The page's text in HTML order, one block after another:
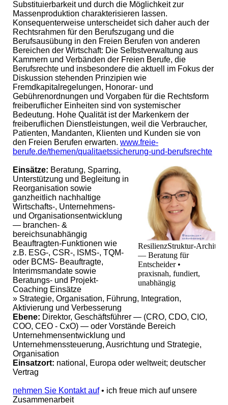
Substituierbarkeit und durch die Möglichkeit zur
Massenproduktion charakterisieren lassen.
Konsequenterweise unterscheidet sich daher auch der
Rechtsrahmen für den Berufszugang und die
Berufsausübung in den Freien Berufen von anderen
Bereichen der Wirtschaft: Die Selbstverwaltung aus
Kammern und Verbänden der Freien Berufe, die
Berufsrechte und insbesondere die aktuell im Fokus der
Diskussion stehenden Prinzipien wie
Fremdkapitalregelungen, Honorar- und
Gebührenordnungen und Vorgaben für die Rechtsform
freiberuflicher Einheiten sind von systemischer
Bedeutung. Hohe Qualität ist der Markenkern der
freiberuflichen Dienstleistungen, weil die Verbraucher,
Patienten, Mandanten, Klienten und Kunden sie von
den Freien Berufen erwarten. www.freie-
berufe.de/themen/qualitaetssicherung-und-berufsrechte
— Beratung für
Entscheider •
praxisnah, fundiert,
unabhängig
Einsätze: Beratung, Sparring,
Unterstützung und Begleitung in
Reorganisation sowie
ganzheitlich nachhaltige
Wirtschafts-, Unternehmens-
und Organisationsentwicklung
— branchen- &
bereichsunabhängig
Beauftragten-Funktionen wie
z.B. ESG-, CSR-, ISMS-, TQM-
oder BCMS- Beauftragte,
Interimsmandate sowie
Beratungs- und Projekt-
Coaching Einsätze
» Strategie, Organisation, Führung, Integration,
Aktivierung und Verbesserung
Ebene: Direktor, Geschäftsführer — (CRO, CDO, CIO,
COO, CEO - CxO) — oder Vorstände Bereich
Unternehmensentwicklung und
Unternehmenssteuerung, Ausrichtung und Strategie,
Organisation
Einsatzort: national, Europa oder weltweit; deutscher
Vertrag
nehmen Sie Kontakt auf• ich freue mich auf unsere
Zusammenarbeit